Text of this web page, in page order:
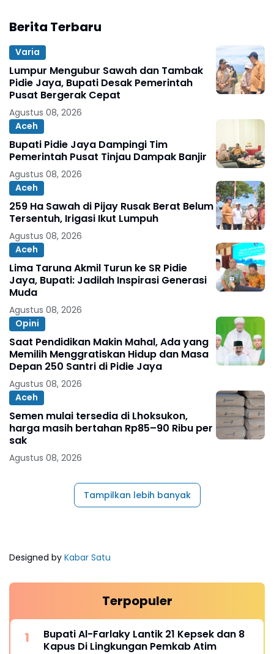
Berita Terbaru
Varia
Lumpur Mengubur Sawah dan Tambak
Pidie Jaya, Bupati Desak Pemerintah
Pusat Bergerak Cepat
Agustus 08, 2026
Aceh
Bupati Pidie Jaya Dampingi Tim
Pemerintah Pusat Tinjau Dampak Banjir
Agustus 08, 2026
Aceh
259 Ha Sawah di Pijay Rusak Berat Belum
Tersentuh, Irigasi Ikut Lumpuh
Agustus 08, 2026
Aceh
Lima Taruna Akmil Turun ke SR Pidie
Jaya, Bupati: Jadilah Inspirasi Generasi
Muda
Agustus 08, 2026
Opini
Saat Pendidikan Makin Mahal, Ada yang
Memilih Menggratiskan Hidup dan Masa
Depan 250 Santri di Pidie Jaya
Agustus 08, 2026
Aceh
Semen mulai tersedia di Lhoksukon,
harga masih bertahan Rp85–90 Ribu per
sak
Agustus 08, 2026
Tampilkan lebih banyak
Designed by Kabar Satu
Terpopuler
Bupati Al-Farlaky Lantik 21 Kepsek dan 8
Kapus Di Lingkungan Pemkab Atim